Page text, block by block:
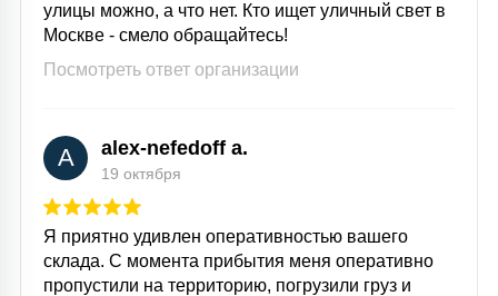
улицы можно, а что нет. Кто ищет уличный свет в
Москве - смело обращайтесь!
Посмотреть ответ организации
A alex-nefedoff a.
19 октября
Я приятно удивлен оперативностью вашего
склада. С момента прибытия меня оперативно
пропустили на территорию, погрузили груз и